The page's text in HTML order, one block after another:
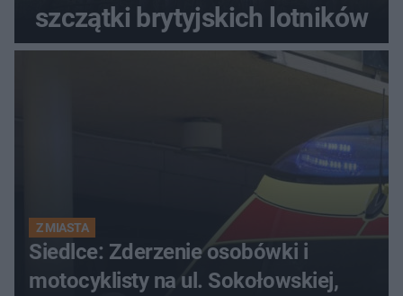
szczątki brytyjskich lotników
Z MIASTA
Siedlce: Zderzenie osobówki i
motocyklisty na ul. Sokołowskiej,